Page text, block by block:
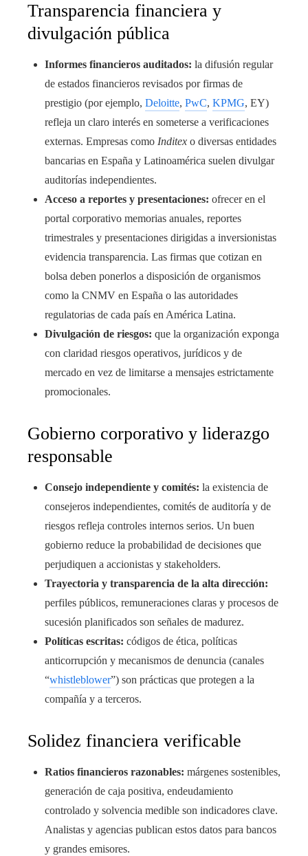
Transparencia financiera y
divulgación pública
Informes financieros auditados: la difusión regular
de estados financieros revisados por firmas de
prestigio (por ejemplo, Deloitte, PwC, KPMG, EY)
refleja un claro interés en someterse a verificaciones
externas. Empresas como Inditex o diversas entidades
bancarias en España y Latinoamérica suelen divulgar
auditorías independientes.
Acceso a reportes y presentaciones: ofrecer en el
portal corporativo memorias anuales, reportes
trimestrales y presentaciones dirigidas a inversionistas
evidencia transparencia. Las firmas que cotizan en
bolsa deben ponerlos a disposición de organismos
como la CNMV en España o las autoridades
regulatorias de cada país en América Latina.
Divulgación de riesgos: que la organización exponga
con claridad riesgos operativos, jurídicos y de
mercado en vez de limitarse a mensajes estrictamente
promocionales.
Gobierno corporativo y liderazgo
responsable
Consejo independiente y comités: la existencia de
consejeros independientes, comités de auditoría y de
riesgos refleja controles internos serios. Un buen
gobierno reduce la probabilidad de decisiones que
perjudiquen a accionistas y stakeholders.
Trayectoria y transparencia de la alta dirección:
perfiles públicos, remuneraciones claras y procesos de
sucesión planificados son señales de madurez.
Políticas escritas: códigos de ética, políticas
anticorrupción y mecanismos de denuncia (canales
“whistleblower”) son prácticas que protegen a la
compañía y a terceros.
Solidez financiera verificable
Ratios financieros razonables: márgenes sostenibles,
generación de caja positiva, endeudamiento
controlado y solvencia medible son indicadores clave.
Analistas y agencias publican estos datos para bancos
y grandes emisores.